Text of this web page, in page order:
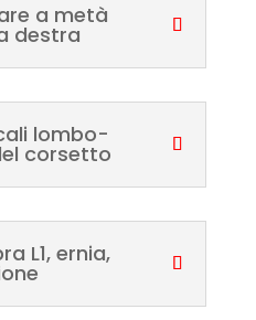
a metà
destra
lombo-
corsetto
L1, ernia,